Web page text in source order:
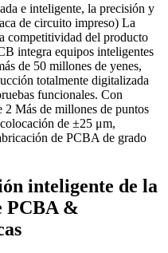
e inteligente, la precisión y
de circuito impreso) La
competitividad del producto
integra equipos inteligentes
de 50 millones de yenes,
totalmente digitalizada
funcionales. Con
2 Más de millones de puntos
de ±25 μm,
de PCBA de grado
inteligente de la
PCBA &